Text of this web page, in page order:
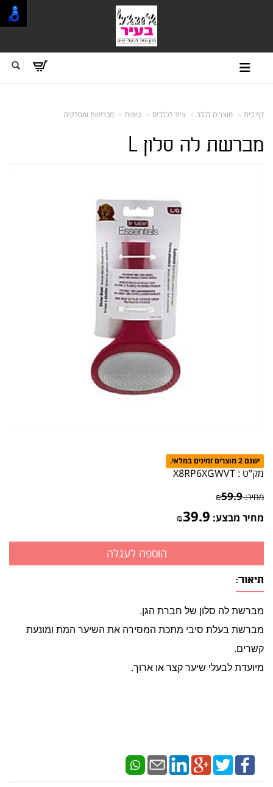
דף בית מוצרים לכלב ציוד לכלבים טיפוח מברשות ומסרקים
מברשת לה סלון L
ישנם 2 מוצרים זמינים במלאי.
מק"ט : X8RP6XGWVT
מחיר: ₪59.9
מחיר מבצע: ₪39.9
תיאור:
מברשת לה סלון של חברת הגן.
מברשת בעלת סיבי מתכת המסירה את השיער המת ומונעת
קשרים.
מיועדת לבעלי שיער קצר או ארוך.